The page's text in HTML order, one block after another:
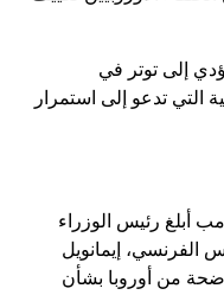
إلى توتر في
التي تدعو إلى استمرار
أبلغ رئيس الوزراء
الفرنسي، إيمانويل
من أوروبا بشأن